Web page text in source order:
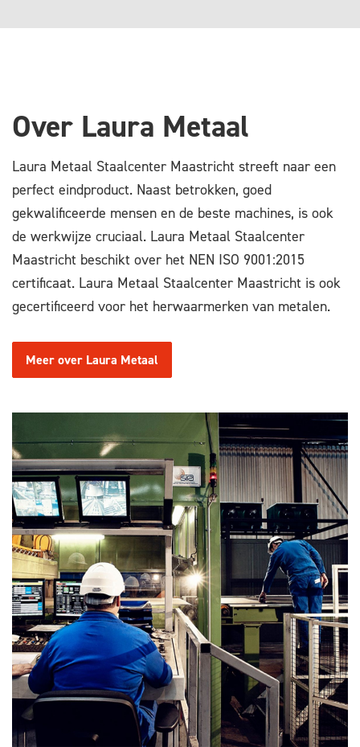
Over Laura Metaal
Laura Metaal Staalcenter Maastricht streeft naar een
perfect eindproduct. Naast betrokken, goed
gekwalificeerde mensen en de beste machines, is ook
de werkwijze cruciaal. Laura Metaal Staalcenter
Maastricht beschikt over het NEN ISO 9001:2015
certificaat. Laura Metaal Staalcenter Maastricht is ook
gecertificeerd voor het herwaarmerken van metalen.
Meer over Laura Metaal